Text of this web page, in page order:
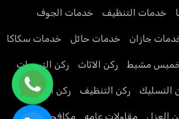
خدمات التنظيف خدمات الجوف
جازان خدمات حائل خدمات سكاكا
مشيط ركن الاثاث ركن التسربات
التسليك ركن التنظيف ركن الحشرات
العزل مقاولات عامه مكافحة الحمام